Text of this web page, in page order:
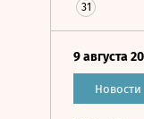
31
9 августа
Новости